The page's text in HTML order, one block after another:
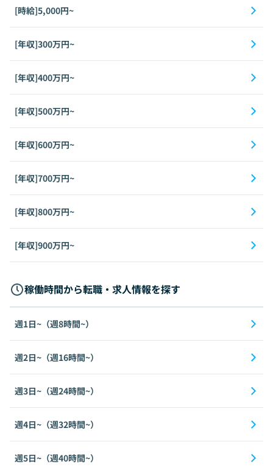
[時給]5,000円~
[年収]300万円~
[年収]400万円~
[年収]500万円~
[年収]600万円~
[年収]700万円~
[年収]800万円~
[年収]900万円~
稼働時間から転職・求人情報を探す
週1日~（週8時間~）
週2日~（週16時間~）
週3日~（週24時間~）
週4日~（週32時間~）
週5日~（週40時間~）